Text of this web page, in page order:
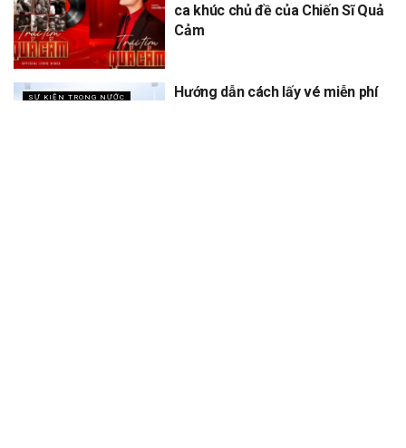
ca khúc chủ đề của Chiến Sĩ Quả
Cảm
SỰ KIỆN TRONG NƯỚC
Hướng dẫn cách lấy vé miễn phí